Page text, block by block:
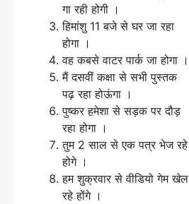
गा रही होगी ।
हिमांशु 11 बजे से घर जा रहा
होगा ।
वह कबसे वाटर पार्क जा होगा ।
मैं दसवीं कक्षा से सभी पुस्तक
पढ़ रहा होऊंगा ।
पुष्कर हमेशा से सड़क पर दौड़
रहा होगा ।
तुम 2 साल से एक पत्र भेज रहे
होगे ।
हम शुक्रवार से वीडियो गेम खेल
रहे होंगे ।